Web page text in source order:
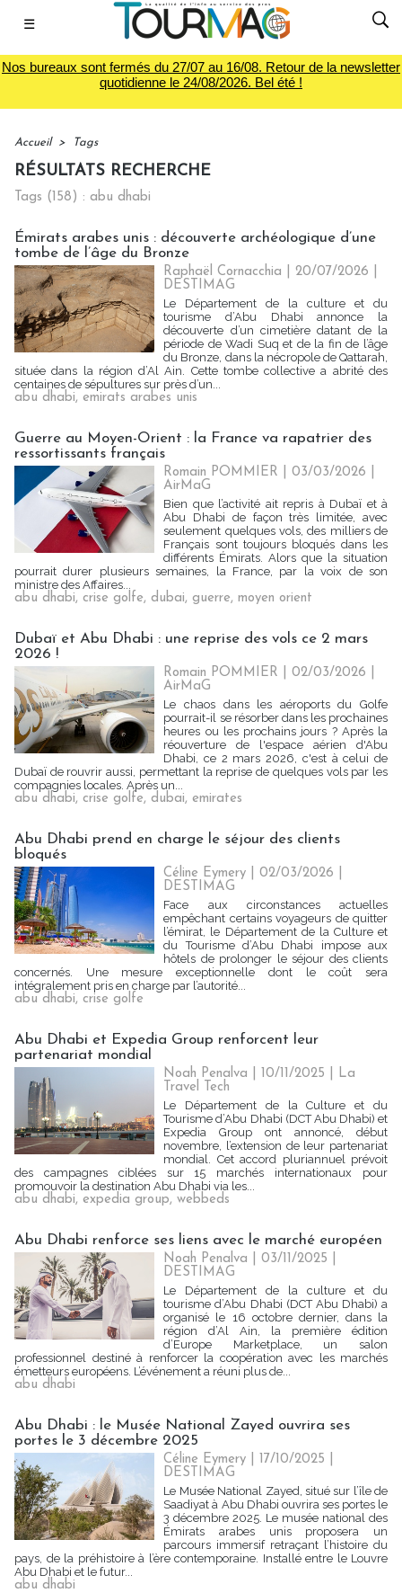
☰
Nos bureaux sont fermés du 27/07 au 16/08. Retour de la newsletter
quotidienne le 24/08/2026. Bel été !
Accueil > Tags
RÉSULTATS RECHERCHE
Tags (158) : abu dhabi
Émirats arabes unis : découverte archéologique d’une
tombe de l’âge du Bronze
Raphaël Cornacchia | 20/07/2026
DESTIMAG
Le Département de la culture et du
tourisme d’Abu Dhabi annonce la
découverte d’un cimetière datant de la
période de Wadi Suq et de la fin de l’âge
du Bronze, dans la nécropole de Qattarah,
située dans la région d’Al Ain. Cette tombe collective a abrité des
centaines de sépultures sur près d’un...
abu dhabi, emirats arabes unis
Guerre au Moyen-Orient : la France va rapatrier des
ressortissants français
Romain POMMIER | 03/03/2026
AirMaG
Bien que l’activité ait repris à Dubaï et à
Abu Dhabi de façon très limitée, avec
seulement quelques vols, des milliers de
Français sont toujours bloqués dans les
différents Émirats. Alors que la situation
pourrait durer plusieurs semaines, la France, par la voix de son
ministre des Affaires...
abu dhabi, crise golfe, dubai, guerre, moyen orient
Dubaï et Abu Dhabi : une reprise des vols ce 2 mars
2026 !
Romain POMMIER | 02/03/2026
AirMaG
Le chaos dans les aéroports du Golfe
pourrait-il se résorber dans les prochaines
heures ou les prochains jours ? Après la
réouverture de l'espace aérien d'Abu
Dhabi, ce 2 mars 2026, c'est à celui de
Dubaï de rouvrir aussi, permettant la reprise de quelques vols par les
compagnies locales. Après un...
abu dhabi, crise golfe, dubai, emirates
Abu Dhabi prend en charge le séjour des clients
bloqués
Céline Eymery | 02/03/2026
DESTIMAG
Face aux circonstances actuelles
empêchant certains voyageurs de quitter
l’émirat, le Département de la Culture et
du Tourisme d’Abu Dhabi impose aux
hôtels de prolonger le séjour des clients
concernés. Une mesure exceptionnelle dont le coût sera
intégralement pris en charge par l’autorité...
abu dhabi, crise golfe
Abu Dhabi et Expedia Group renforcent leur
partenariat mondial
Noah Penalva | 10/11/2025
La
Travel Tech
Le Département de la Culture et du
Tourisme d’Abu Dhabi (DCT Abu Dhabi) et
Expedia Group ont annoncé, début
novembre, l’extension de leur partenariat
mondial. Cet accord pluriannuel prévoit
des campagnes ciblées sur 15 marchés internationaux pour
promouvoir la destination Abu Dhabi via les...
abu dhabi, expedia group, webbeds
Abu Dhabi renforce ses liens avec le marché européen
Noah Penalva | 03/11/2025
DESTIMAG
Le Département de la culture et du
tourisme d’Abu Dhabi (DCT Abu Dhabi) a
organisé le 16 octobre dernier, dans la
région d’Al Ain, la première édition
d’Europe Marketplace, un salon
professionnel destiné à renforcer la coopération avec les marchés
émetteurs européens. L’événement a réuni plus de...
abu dhabi
Abu Dhabi : le Musée National Zayed ouvrira ses
portes le 3 décembre 2025
Céline Eymery | 17/10/2025
DESTIMAG
Le Musée National Zayed, situé sur l’île de
Saadiyat à Abu Dhabi ouvrira ses portes le
3 décembre 2025. Le musée national des
Émirats arabes unis proposera un
parcours immersif retraçant l’histoire du
pays, de la préhistoire à l’ère contemporaine. Installé entre le Louvre
Abu Dhabi et le futur...
abu dhabi